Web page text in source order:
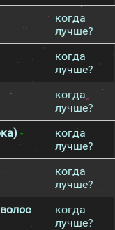
когда
лучше?
когда
лучше?
когда
лучше?
-
когда
лучше?
когда
лучше?
-
когда
лучше?